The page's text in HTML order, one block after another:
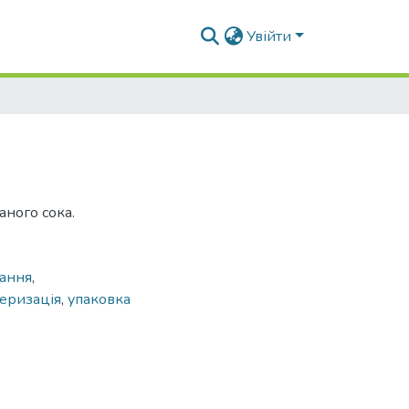
Увійти
сока.
,
, упаковка